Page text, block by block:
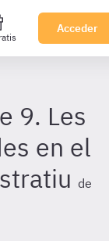
Acceder
9. Les
en el
de